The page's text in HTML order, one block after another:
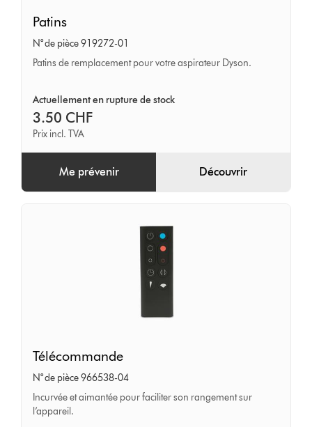
Patins
N° de pièce 919272-01
Patins de remplacement pour votre aspirateur Dyson.
Actuellement en rupture de stock
3.50 CHF
Prix incl. TVA
Me prévenir Découvrir
Télécommande
N° de pièce 966538-04
Incurvée et aimantée pour faciliter son rangement sur
l’appareil.